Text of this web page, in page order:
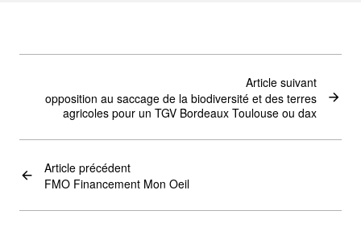
Article précédent
FMO Financement Mon Oeil
Article suivant
opposition au saccage de la biodiversité et des terres
agricoles pour un TGV Bordeaux Toulouse ou dax